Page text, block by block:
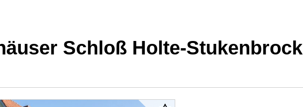
Schloß Holte-Stukenbrock